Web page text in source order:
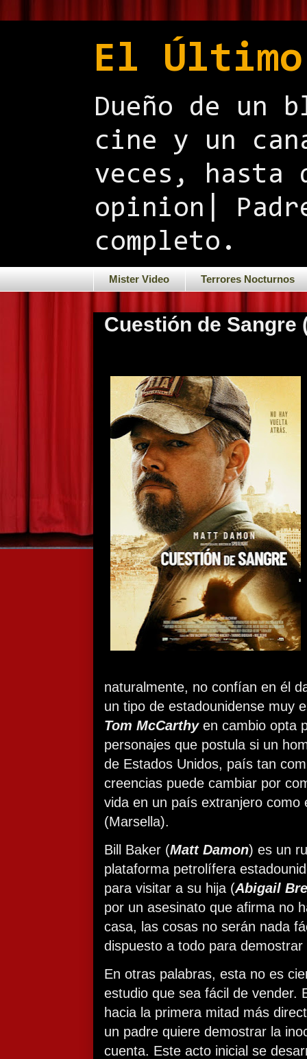
El
Dueño de un
cine y un
veces, hasta
opinion|
completo.
Mister Video Terrores Nocturnos
Cuestión de Sangre
naturalmente, no confían en él
un tipo de estadounidense muy
Tom McCarthyen cambio opta
personajes que postula si un
de Estados Unidos, país tan
creencias puede cambiar por
vida en un país extranjero como
(Marsella).
Bill Baker (Matt Damon) es un
plataforma petrolífera
para visitar a su hija (Abigail
por un asesinato que afirma no
casa, las cosas no serán nada
dispuesto a todo para
En otras palabras, esta no es
estudio que sea fácil de vender.
hacia la primera mitad más
un padre quiere demostrar la
cuenta. Este acto inicial se